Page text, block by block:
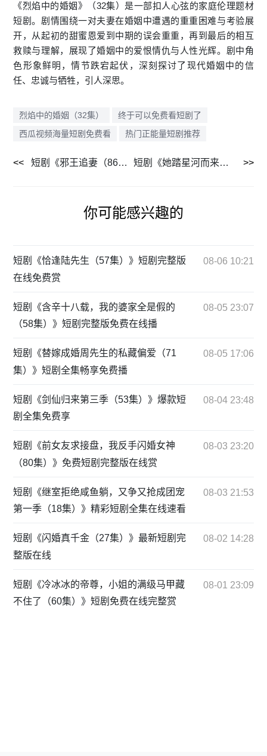
《烈焰中的婚姻》（32集）是一部扣人心弦的家庭伦理题材
短剧。剧情围绕一对夫妻在婚姻中遭遇的重重困难与考验展
开，从起初的甜蜜恩爱到中期的误会重重，再到最后的相互
救赎与理解，展现了婚姻中的爱恨情仇与人性光辉。剧中角
色形象鲜明，情节跌宕起伏，深刻探讨了现代婚姻中的信
任、忠诚与牺牲，引人深思。
烈焰中的婚姻（32集）
终于可以免费看短剧了
西瓜视频海量短剧免费看
热门正能量短剧推荐
短剧《邪王追妻（86集）》免费追剧无广告 短剧《她踏星河而来（70集）》高清画质尽情赏
你可能感兴趣的
短剧《恰逢陆先生（57集）》短剧完整版
在线免费赏
08-06 10:21
短剧《含辛十八载，我的婆家全是假的
（58集）》短剧完整版免费在线播
08-05 23:07
短剧《替嫁成婚周先生的私藏偏爱（71
集）》短剧全集畅享免费播
08-05 17:06
短剧《剑仙归来第三季（53集）》爆款短
剧全集免费享
08-04 23:48
短剧《前女友求接盘，我反手闪婚女神
（80集）》免费短剧完整版在线赏
08-03 23:20
短剧《继室拒绝咸鱼躺，又争又抢成团宠
第一季（18集）》精彩短剧全集在线速看
08-03 21:53
短剧《闪婚真千金（27集）》最新短剧完
整版在线
08-02 14:28
短剧《冷冰冰的帝尊，小姐的满级马甲藏
不住了（60集）》短剧免费在线完整赏
08-01 23:09